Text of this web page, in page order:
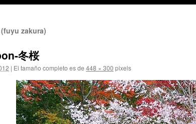
zakura)
冬桜
| El tamaño completo es de 448 × 300 pixels